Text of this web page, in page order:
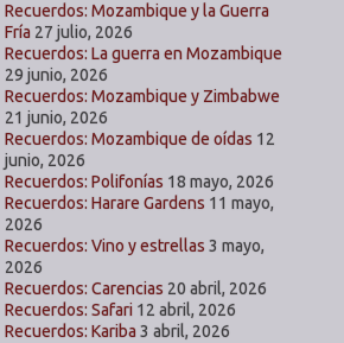
Recuerdos: Mozambique y la Guerra
Fría 27 julio, 2026
Recuerdos: La guerra en Mozambique
29 junio, 2026
Recuerdos: Mozambique y Zimbabwe
21 junio, 2026
Recuerdos: Mozambique de oídas 12
junio, 2026
Recuerdos: Polifonías 18 mayo, 2026
Recuerdos: Harare Gardens 11 mayo,
2026
Recuerdos: Vino y estrellas 3 mayo,
2026
Recuerdos: Carencias 20 abril, 2026
Recuerdos: Safari 12 abril, 2026
Recuerdos: Kariba 3 abril, 2026